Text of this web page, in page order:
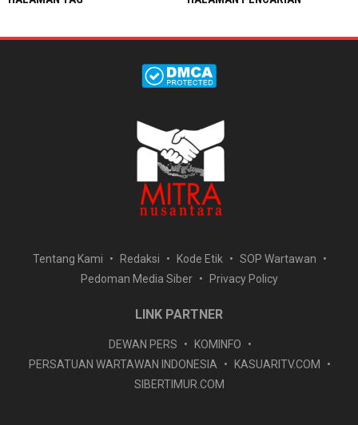
Tentang Kami Redaksi Kode Etik
SOP Wartawan
Pedoman Media Siber
Privacy Policy
LINK PARTNER
DEWAN PERS
KOMINFO
PERSATUAN WARTAWAN INDONESIA
KASUARITV.COM
SIBERTIMUR.COM